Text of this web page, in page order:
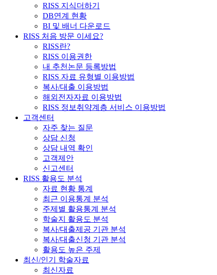
RISS 지식더하기
DB연계 현황
BI 및 배너 다운로드
RISS 처음 방문 이세요?
RISS란?
RISS 이용권한
내 추천논문 등록방법
RISS 자료 유형별 이용방법
복사/대출 이용방법
해외전자자료 이용방법
RISS 정보취약계층 서비스 이용방법
고객센터
자주 찾는 질문
상담 신청
상담 내역 확인
고객제안
신고센터
RISS 활용도 분석
자료 현황 통계
최근 이용통계 분석
주제별 활용통계 분석
학술지 활용도 분석
복사/대출제공 기관 분석
복사/대출신청 기관 분석
활용도 높은 주제
최신/인기 학술자료
최신자료